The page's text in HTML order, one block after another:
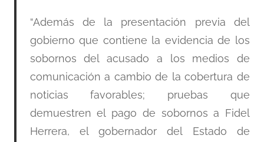
“Además de la presentación previa del
gobierno que contiene la evidencia de los
sobornos del acusado a los medios de
comunicación a cambio de la cobertura de
noticias favorables; pruebas que
demuestren el pago de sobornos a Fidel
Herrera, el gobernador del Estado de